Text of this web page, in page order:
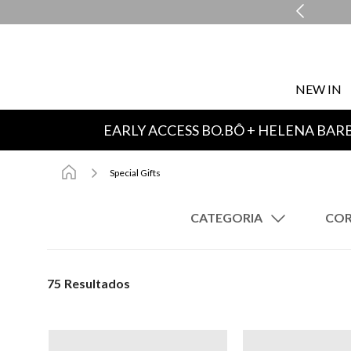
NEW IN
EARLY ACCESS BO.BÔ + HELENA
Special Gifts
CATEGORIA
75